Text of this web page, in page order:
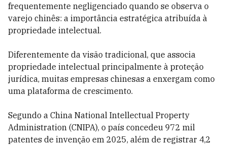
frequentemente negligenciado quando se observa o
varejo chinês: a importância estratégica atribuída à
propriedade intelectual.
Diferentemente da visão tradicional, que associa
propriedade intelectual principalmente à proteção
jurídica, muitas empresas chinesas a enxergam como
uma plataforma de crescimento.
Segundo a China National Intellectual Property
Administration (CNIPA), o país concedeu 972 mil
patentes de invenção em 2025, além de registrar 4,2